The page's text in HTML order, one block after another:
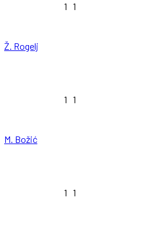
Ž. Rogelj
1 1
M. Božić
1 1
1 1